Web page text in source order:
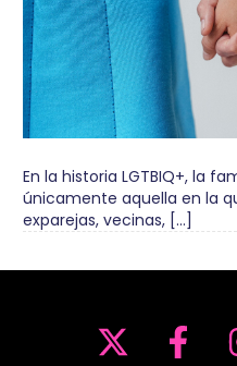
En la historia LGTBIQ+, la
únicamente aquella en la
exparejas, vecinas, […]